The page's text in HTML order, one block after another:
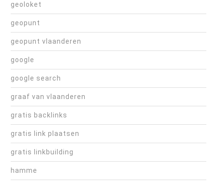
geoloket
geopunt
geopunt vlaanderen
google
google search
graaf van vlaanderen
gratis backlinks
gratis link plaatsen
gratis linkbuilding
hamme